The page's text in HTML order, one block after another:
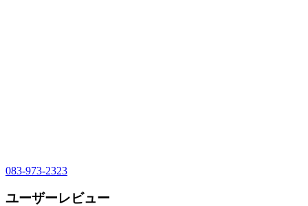
083-973-2323
ユーザーレビュー